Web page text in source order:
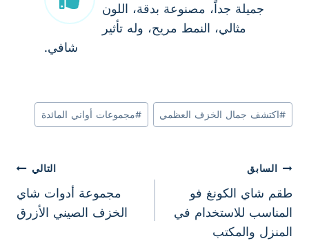
جميلة جداً، مصنوعة بدقة، اللون
مثالي، النمط مريح، وله تأثير
شافي.
وسوم
المقال:
#اكتشف جمال الخزف العظمي #مجموعات أواني المائدة
تصفّح
المقالات
السابق
طقم شاي الكونغ فو
المناسب للاستخدام في
المنزل والمكتب
التالي
مجموعة أدوات شاي
الخزف الصيني الأزرق